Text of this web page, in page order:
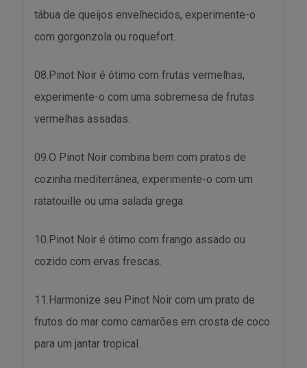
tábua de queijos envelhecidos, experimente-o
com gorgonzola ou roquefort.
08.Pinot Noir é ótimo com frutas vermelhas,
experimente-o com uma sobremesa de frutas
vermelhas assadas.
09.O Pinot Noir combina bem com pratos de
cozinha mediterrânea, experimente-o com um
ratatouille ou uma salada grega.
10.Pinot Noir é ótimo com frango assado ou
cozido com ervas frescas.
11.Harmonize seu Pinot Noir com um prato de
frutos do mar como camarões em crosta de coco
para um jantar tropical.